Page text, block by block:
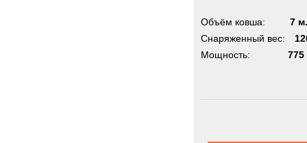
Объём ковша:
7
Снаряженный вес:
Мощность:
775